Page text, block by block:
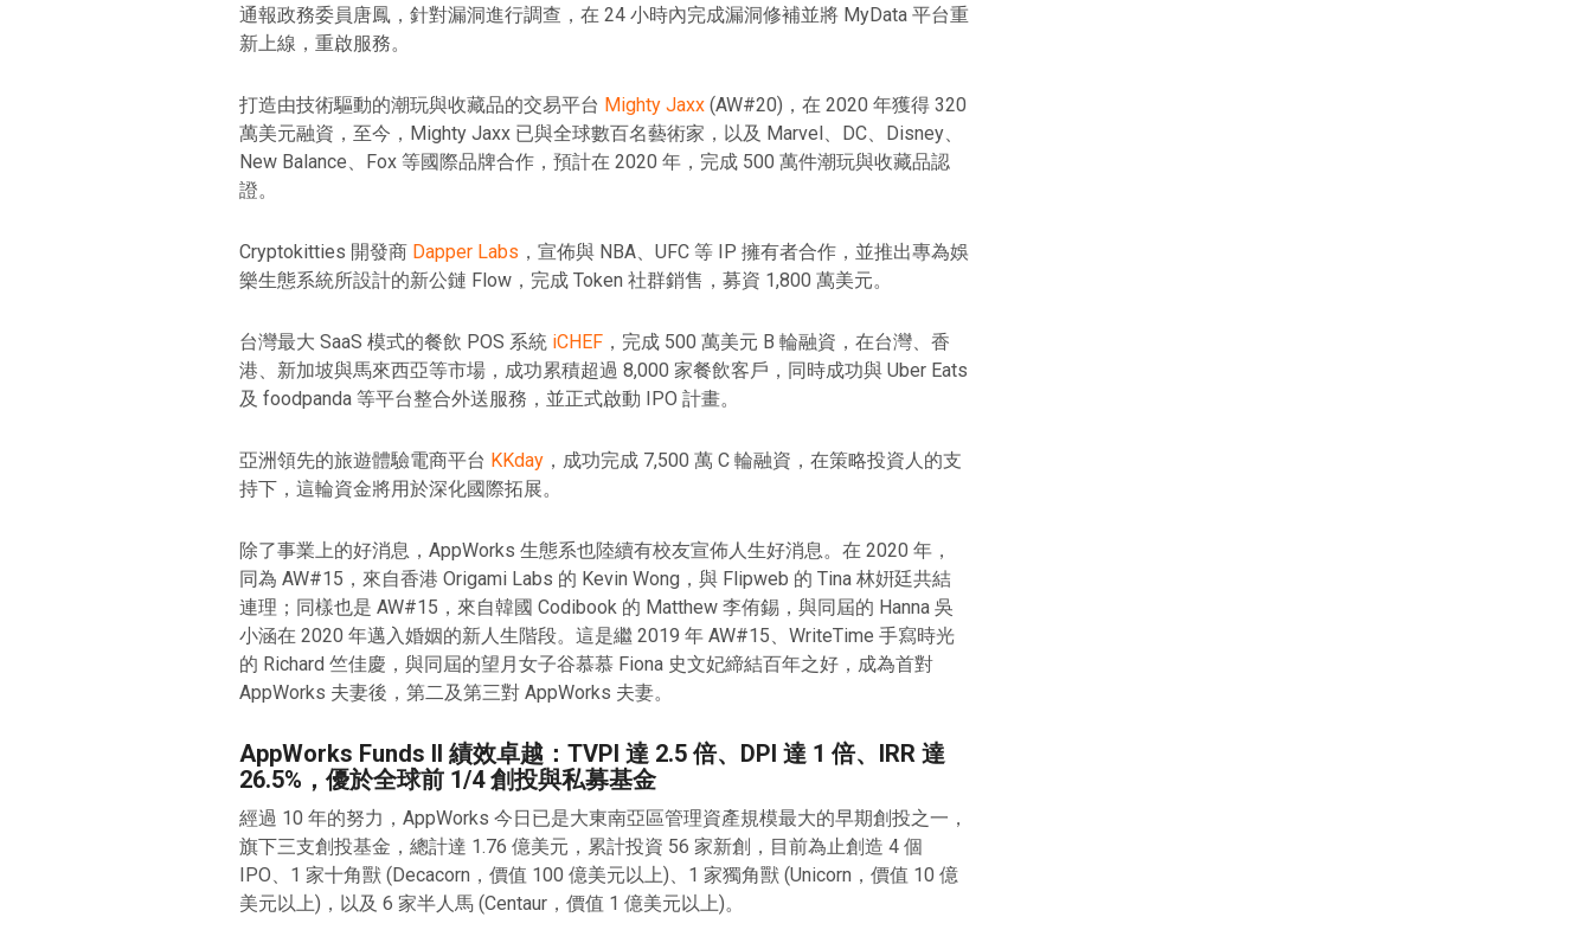
通報政務委員唐鳳，針對漏洞進行調查，在 24 小時內完成漏洞修補並將 MyData 平台重
新上線，重啟服務。
打造由技術驅動的潮玩與收藏品的交易平台 Mighty Jaxx (AW#20)，在 2020 年獲得 320
萬美元融資，至今，Mighty Jaxx 已與全球數百名藝術家，以及 Marvel、DC、Disney、
New Balance、Fox 等國際品牌合作，預計在 2020 年，完成 500 萬件潮玩與收藏品認
證。
Cryptokitties 開發商 Dapper Labs ，宣佈與 NBA、UFC 等 IP 擁有者合作，並推出專為娛
樂生態系統所設計的新公鏈 Flow，完成 Token 社群銷售，募資 1,800 萬美元。
台灣最大 SaaS 模式的餐飲 POS 系統 iCHEF ，完成 500 萬美元 B 輪融資，在台灣、香
港、新加坡與馬來西亞等市場，成功累積超過 8,000 家餐飲客戶，同時成功與 Uber Eats
及 foodpanda 等平台整合外送服務，並正式啟動 IPO 計畫。
亞洲領先的旅遊體驗電商平台 KKday ，成功完成 7,500 萬 C 輪融資，在策略投資人的支
持下，這輪資金將用於深化國際拓展。
除了事業上的好消息，AppWorks 生態系也陸續有校友宣佈人生好消息。在 2020 年，
同為 AW#15，來自香港 Origami Labs 的 Kevin Wong，與 Flipweb 的 Tina 林姸廷共結
連理；同樣也是 AW#15，來自韓國 Codibook 的 Matthew 李侑錫，與同屆的 Hanna 吳
小涵在 2020 年邁入婚姻的新人生階段。這是繼 2019 年 AW#15、WriteTime 手寫時光
的 Richard 竺佳慶，與同屆的望月女子谷慕慕 Fiona 史文妃締結百年之好，成為首對
AppWorks 夫妻後，第二及第三對 AppWorks 夫妻。
AppWorks Funds II 績效卓越：TVPI 達 2.5 倍、DPI 達 1 倍、IRR 達
26.5%，優於全球前 1/4 創投與私募基金
經過 10 年的努力，AppWorks 今日已是大東南亞區管理資產規模最大的早期創投之一，
旗下三支創投基金，總計達 1.76 億美元，累計投資 56 家新創，目前為止創造 4 個
IPO、1 家十角獸 (Decacorn，價值 100 億美元以上)、1 家獨角獸 (Unicorn，價值 10 億
美元以上)，以及 6 家半人馬 (Centaur，價值 1 億美元以上)。